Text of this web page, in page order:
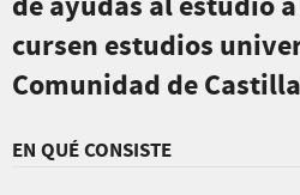
cursen estudios
Comunidad de
EN QUÉ CONSISTE